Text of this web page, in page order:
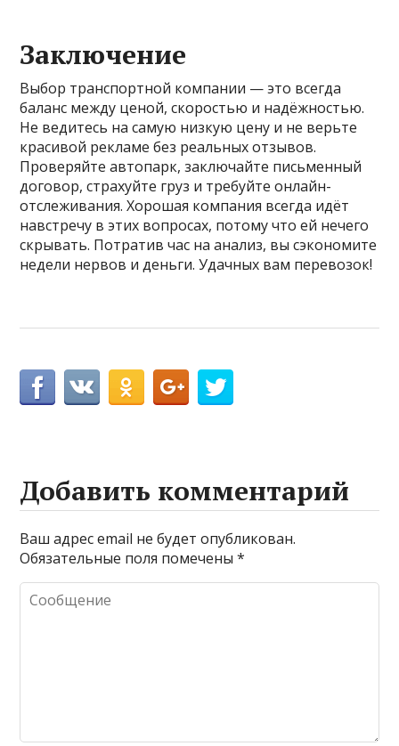
Заключение
Выбор транспортной компании — это всегда
баланс между ценой, скоростью и надёжностью.
Не ведитесь на самую низкую цену и не верьте
красивой рекламе без реальных отзывов.
Проверяйте автопарк, заключайте письменный
договор, страхуйте груз и требуйте онлайн-
отслеживания. Хорошая компания всегда идёт
навстречу в этих вопросах, потому что ей нечего
скрывать. Потратив час на анализ, вы сэкономите
недели нервов и деньги. Удачных вам перевозок!
Добавить комментарий
Ваш адрес email не будет опубликован.
Обязательные поля помечены*